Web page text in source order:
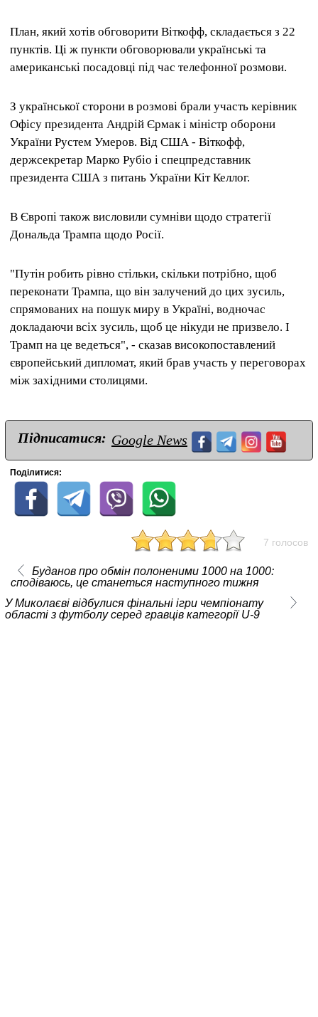
План, який хотів обговорити Віткофф, складається з 22
пунктів. Ці ж пункти обговорювали українські та
американські посадовці під час телефонної розмови.
З української сторони в розмові брали участь керівник
Офісу президента Андрій Єрмак і міністр оборони
України Рустем Умеров. Від США - Віткофф,
держсекретар Марко Рубіо і спецпредставник
президента США з питань України Кіт Келлог.
В Європі також висловили сумніви щодо стратегії
Дональда Трампа щодо Росії.
"Путін робить рівно стільки, скільки потрібно, щоб
переконати Трампа, що він залучений до цих зусиль,
спрямованих на пошук миру в Україні, водночас
докладаючи всіх зусиль, щоб це нікуди не призвело. І
Трамп на це ведеться", - сказав високопоставлений
європейський дипломат, який брав участь у переговорах
між західними столицями.
Підписатися: Google News
Поділитися:
7 голосов
Буданов про обмін полоненими 1000 на 1000:
сподіваюсь, це станеться наступного тижня
У Миколаєві відбулися фінальні ігри чемпіонату
області з футболу серед гравців категорії U-9